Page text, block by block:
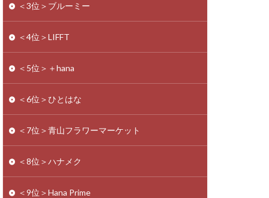
＜3位＞ブルーミー
＜4位＞LIFFT
＜5位＞＋hana
＜6位＞ひとはな
＜7位＞青山フラワーマーケット
＜8位＞ハナメク
＜9位＞Hana Prime